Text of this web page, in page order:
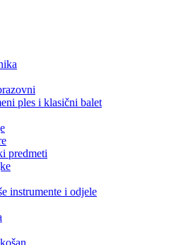
ples i klasični balet
predmeti
instrumente i odjele